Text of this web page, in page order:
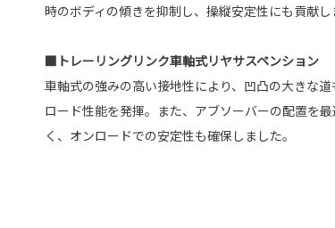
時のボディの傾きを抑制し、操縦安定性にも貢献し
■トレーリングリンク車軸式リヤサスペンション
車軸式の強みの高い接地性により、凹凸の大きな
ロード性能を発揮。また、アブソーバーの配置を
く、オンロードでの安定性も確保しました。